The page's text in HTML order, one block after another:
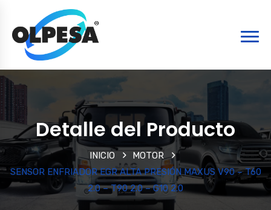
Detalle del Producto
INICIO
MOTOR
SENSOR ENFRIADOR EGR ALTA PRESIÓN MAXUS V90 – T60
2.0 – T90 2.0 – G10 2.0